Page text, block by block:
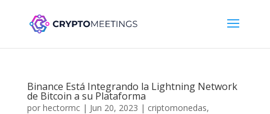
Binance Está Integrando la Lightning Network
de Bitcoin a su Plataforma
por hectormc| Jun 20, 2023 | criptomonedas,